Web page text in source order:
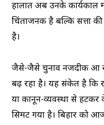
हालात अब उनके कार्यकाल
चिंताजनक है बल्कि सत्ता
है।
जैसे-जैसे चुनाव नजदीक आ
बढ़ रहा है। यह संकेत है कि
या कानून-व्यवस्था से
सिमट गया है। बिहार को